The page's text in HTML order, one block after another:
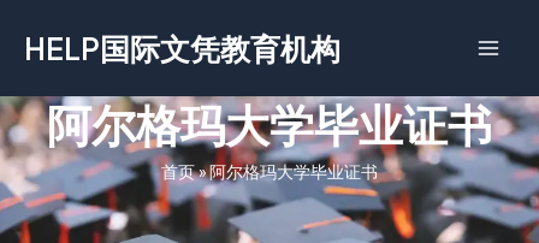
容
HELP国际文凭教育机构
阿尔格玛大学毕业证书
首页»阿尔格玛大学毕业证书